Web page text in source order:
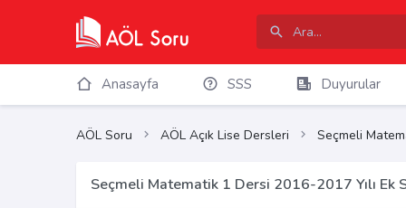
Anasayfa SSS Duyurular
AÖL Soru AÖL Açık Lise Dersleri Seçmeli
Seçmeli Matematik 1 Dersi 2016-2017 Yılı Ek